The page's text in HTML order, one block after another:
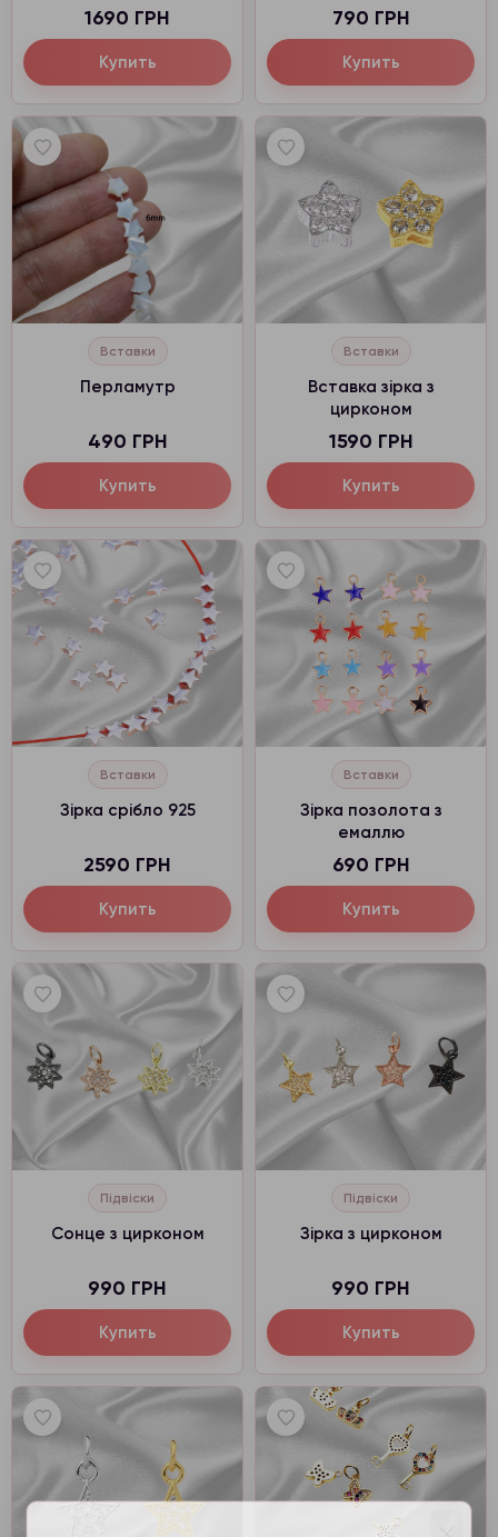
1690 ГРН
Купить
790 ГРН
Купить
Вставки
Перламутр
490 ГРН
Купить
Вставки
Вставка зірка з
цирконом
1590 ГРН
Купить
Вставки
Зірка срібло 925
2590 ГРН
Купить
Вставки
Зірка позолота з
емаллю
690 ГРН
Купить
Підвіски
Сонце з цирконом
990 ГРН
Купить
Підвіски
Зірка з цирконом
990 ГРН
Купить